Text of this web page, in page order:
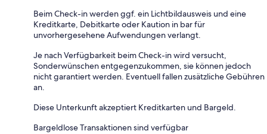
Beim Check-in werden ggf. ein Lichtbildausweis und eine
Kreditkarte, Debitkarte oder Kaution in bar für
unvorhergesehene Aufwendungen verlangt.
Je nach Verfügbarkeit beim Check-in wird versucht,
Sonderwünschen entgegenzukommen, sie können jedoch
nicht garantiert werden. Eventuell fallen zusätzliche Gebühren
an.
Diese Unterkunft akzeptiert Kreditkarten und Bargeld.
Bargeldlose Transaktionen sind verfügbar